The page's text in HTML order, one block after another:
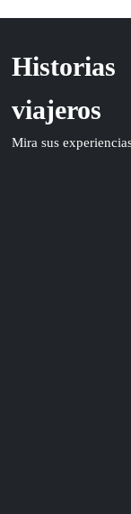
viajeros
Mira sus